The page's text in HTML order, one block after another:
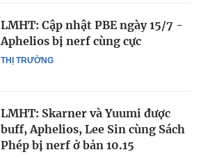
THỊ TRƯỜNG
LMHT: Cập nhật PBE ngày 15/7 -
Aphelios bị nerf cùng cực
LMHT: Skarner và Yuumi được
buff, Aphelios, Lee Sin cùng Sách
Phép bị nerf ở bản 10.15